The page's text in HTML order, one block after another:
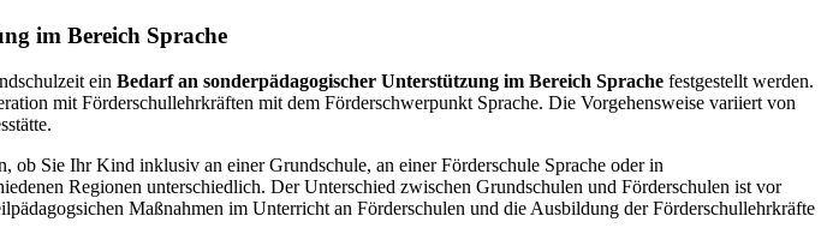
im Bereich Sprache
ein Bedarf an sonderpädagogischer Unterstützung im Bereich Sprache festgestellt werden.
mit Förderschullehrkräften mit dem Förderschwerpunkt Sprache. Die Vorgehensweise variiert von
ob Sie Ihr Kind inklusiv an einer Grundschule, an einer Förderschule Sprache oder in
Regionen unterschiedlich. Der Unterschied zwischen Grundschulen und Förderschulen ist vor
Maßnahmen im Unterricht an Förderschulen und die Ausbildung der Förderschullehrkräfte